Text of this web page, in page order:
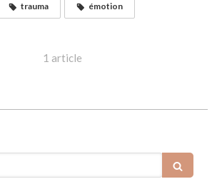
trauma émotion
1 article